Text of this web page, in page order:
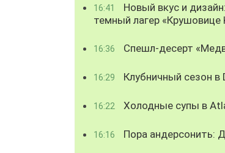
16:41
Новый вкус и
темный лагер «Крушовице
16:36 Спешл-десерт
16:29 Клубничный сезон
16:22 Холодные супы в
16:16 Пора андерсонить: